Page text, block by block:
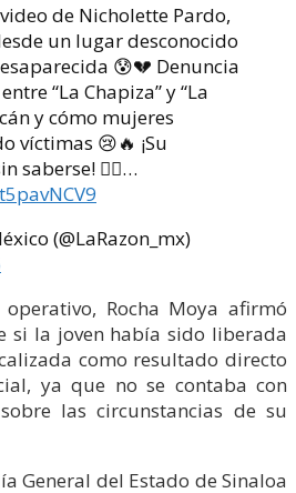
de Nicholette Pardo,
un lugar desconocido
😰💔 Denuncia
“La Chapiza” y “La
y cómo mujeres
víctimas 😢🔥 ¡Su
saberse! 🕵️‍♀️…
(@LaRazon_mx)
Rocha Moya afirmó
si la joven había sido liberada
como resultado directo
ya que no se contaba con
las circunstancias de su
General del Estado de Sinaloa